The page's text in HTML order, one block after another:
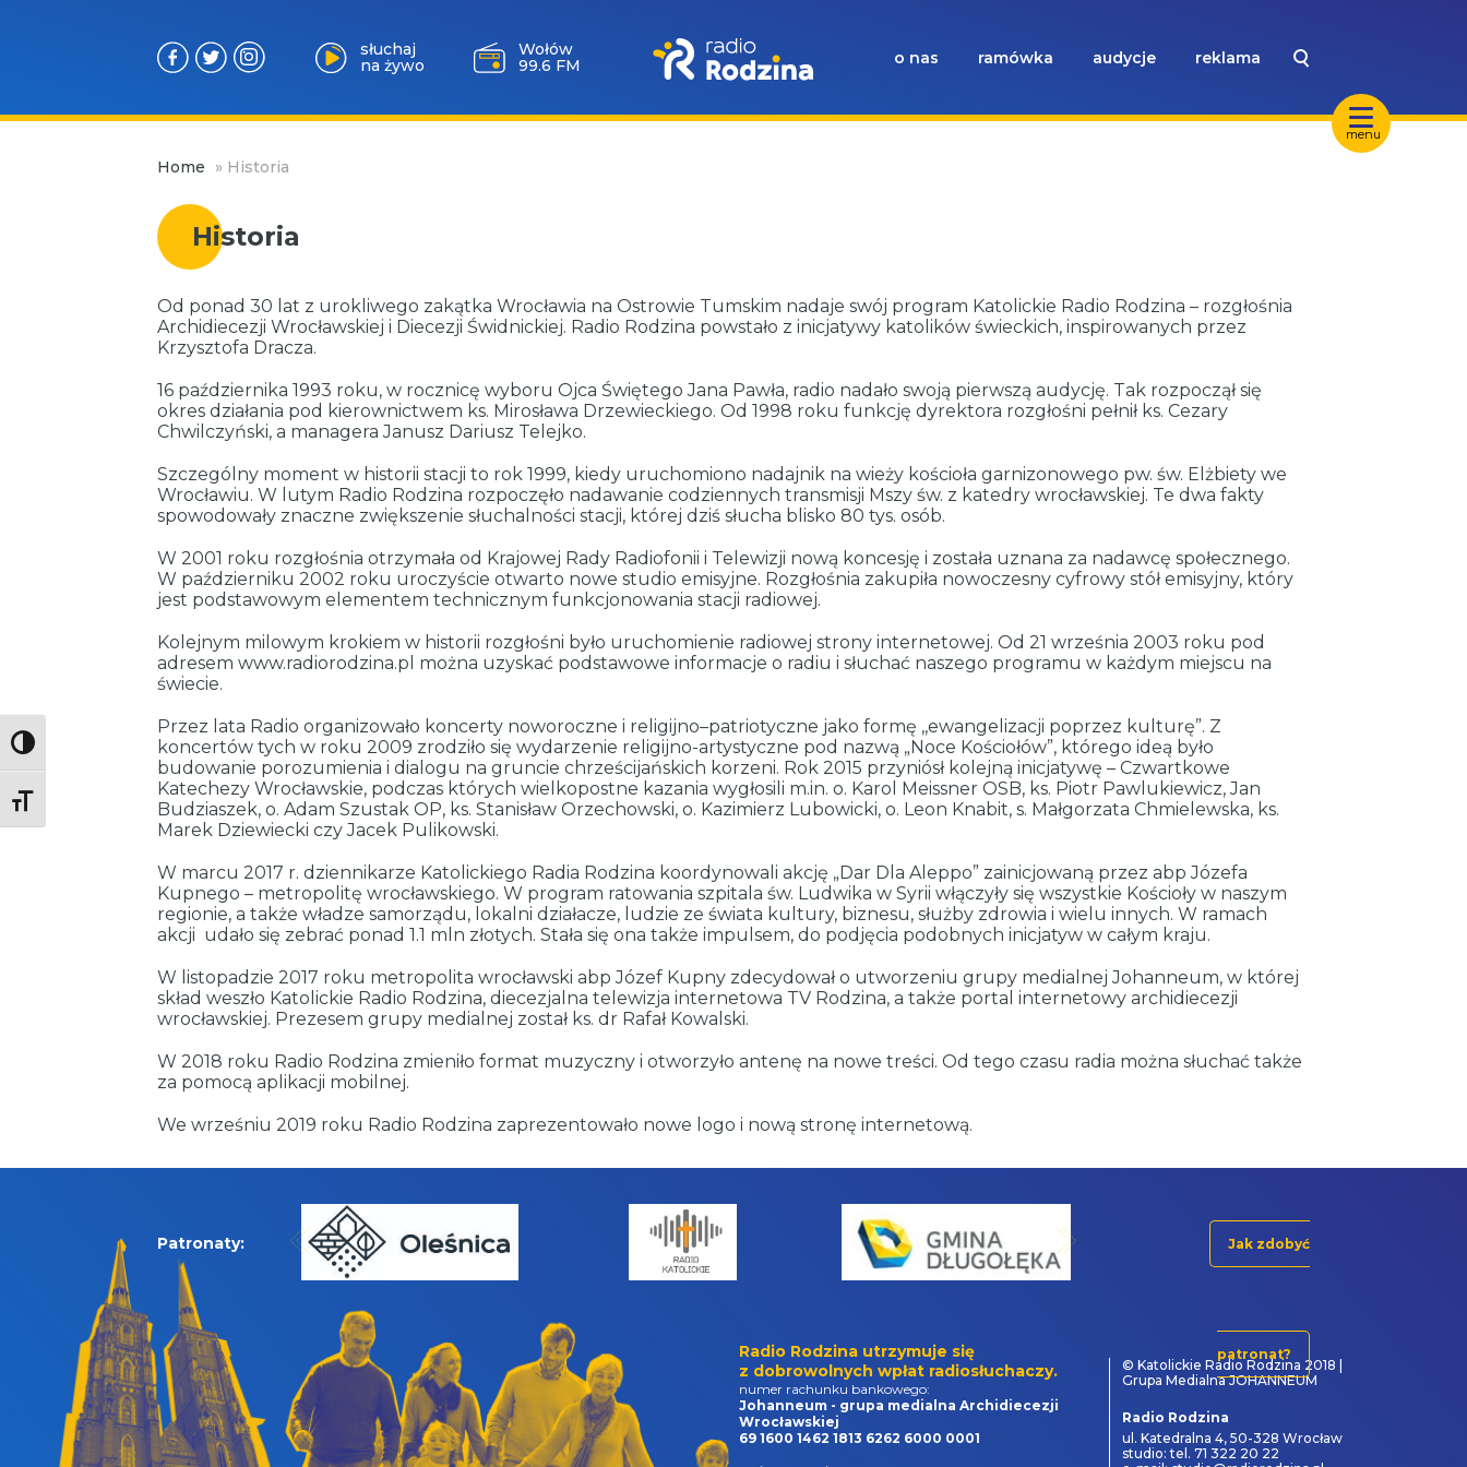
Toggle High Contrast
Toggle Font size
menu
słuchaj
na żywo
Wołów
99.6 FM
o nas ramówka audycje reklama
Home » Historia
Historia
Od ponad 30 lat z urokliwego zakątka Wrocławia na Ostrowie Tumskim nadaje swój program Katolickie Radio Rodzina – rozgłośnia
Archidiecezji Wrocławskiej i Diecezji Świdnickiej. Radio Rodzina powstało z inicjatywy katolików świeckich, inspirowanych przez
Krzysztofa Dracza.
16 października 1993 roku, w rocznicę wyboru Ojca Świętego Jana Pawła, radio nadało swoją pierwszą audycję. Tak rozpoczął się
okres działania pod kierownictwem ks. Mirosława Drzewieckiego. Od 1998 roku funkcję dyrektora rozgłośni pełnił ks. Cezary
Chwilczyński, a managera Janusz Dariusz Telejko.
Szczególny moment w historii stacji to rok 1999, kiedy uruchomiono nadajnik na wieży kościoła garnizonowego pw. św. Elżbiety we
Wrocławiu. W lutym Radio Rodzina rozpoczęło nadawanie codziennych transmisji Mszy św. z katedry wrocławskiej. Te dwa fakty
spowodowały znaczne zwiększenie słuchalności stacji, której dziś słucha blisko 80 tys. osób.
W 2001 roku rozgłośnia otrzymała od Krajowej Rady Radiofonii i Telewizji nową koncesję i została uznana za nadawcę społecznego.
W październiku 2002 roku uroczyście otwarto nowe studio emisyjne. Rozgłośnia zakupiła nowoczesny cyfrowy stół emisyjny, który
jest podstawowym elementem technicznym funkcjonowania stacji radiowej.
Kolejnym milowym krokiem w historii rozgłośni było uruchomienie radiowej strony internetowej. Od 21 września 2003 roku pod
adresem www.radiorodzina.pl można uzyskać podstawowe informacje o radiu i słuchać naszego programu w każdym miejscu na
świecie.
Przez lata Radio organizowało koncerty noworoczne i religijno–patriotyczne jako formę ,,ewangelizacji poprzez kulturę”. Z
koncertów tych w roku 2009 zrodziło się wydarzenie religijno-artystyczne pod nazwą „Noce Kościołów”, którego ideą było
budowanie porozumienia i dialogu na gruncie chrześcijańskich korzeni. Rok 2015 przyniósł kolejną inicjatywę – Czwartkowe
Katechezy Wrocławskie, podczas których wielkopostne kazania wygłosili m.in. o. Karol Meissner OSB, ks. Piotr Pawlukiewicz, Jan
Budziaszek, o. Adam Szustak OP, ks. Stanisław Orzechowski, o. Kazimierz Lubowicki, o. Leon Knabit, s. Małgorzata Chmielewska, ks.
Marek Dziewiecki czy Jacek Pulikowski.
W marcu 2017 r. dziennikarze Katolickiego Radia Rodzina koordynowali akcję „Dar Dla Aleppo” zainicjowaną przez abp Józefa
Kupnego – metropolitę wrocławskiego. W program ratowania szpitala św. Ludwika w Syrii włączyły się wszystkie Kościoły w naszym
regionie, a także władze samorządu, lokalni działacze, ludzie ze świata kultury, biznesu, służby zdrowia i wielu innych. W ramach
akcji udało się zebrać ponad 1.1 mln złotych. Stała się ona także impulsem, do podjęcia podobnych inicjatyw w całym kraju.
W listopadzie 2017 roku metropolita wrocławski abp Józef Kupny zdecydował o utworzeniu grupy medialnej Johanneum, w której
skład weszło Katolickie Radio Rodzina, diecezjalna telewizja internetowa TV Rodzina, a także portal internetowy archidiecezji
wrocławskiej. Prezesem grupy medialnej został ks. dr Rafał Kowalski.
W 2018 roku Radio Rodzina zmieniło format muzyczny i otworzyło antenę na nowe treści. Od tego czasu radia można słuchać także
za pomocą aplikacji mobilnej.
We wrześniu 2019 roku Radio Rodzina zaprezentowało nowe logo i nową stronę internetową.
Patronaty: Jak zdobyć
patronat?
Radio Rodzina utrzymuje się
z dobrowolnych wpłat radiosłuchaczy.
numer rachunku bankowego:
Johanneum - grupa medialna Archidiecezji
Wrocławskiej
69 1600 1462 1813 6262 6000 0001
© Katolickie Radio Rodzina 2018 |
Grupa Medialna JOHANNEUM
Radio Rodzina
ul. Katedralna 4, 50-328 Wrocław
studio: tel. 71 322 20 22